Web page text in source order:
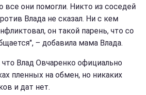
все они помогли. Никто из соседей
Влада не сказал. Ни с кем
он такой парень, что со
– добавила мама Влада.
Влад Овчаренко официально
пленных на обмен, но никаких
и дат нет.